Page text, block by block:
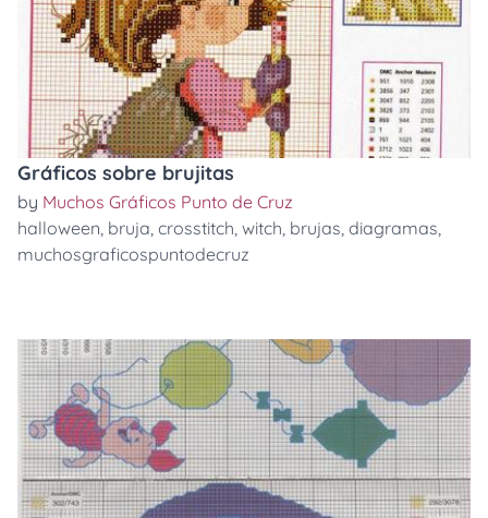
Gráficos sobre brujitas
by Muchos Gráficos Punto de Cruz
halloween, bruja, crosstitch, witch, brujas, diagramas,
muchosgraficospuntodecruz